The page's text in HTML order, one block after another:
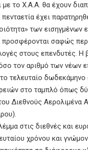
με το Χ.Α.Α. θα έχουν
πενταετία έχει
των εισηγμένων
προσφέρονται σαφώς
στους επενδυτές. Η
τον αριθμό των νέων
τελευταίο δωδεκάμηνο
στο ταμπλό όπως
Διεθνούς Αερολιμένα
στις διεθνές και
χρόνου και